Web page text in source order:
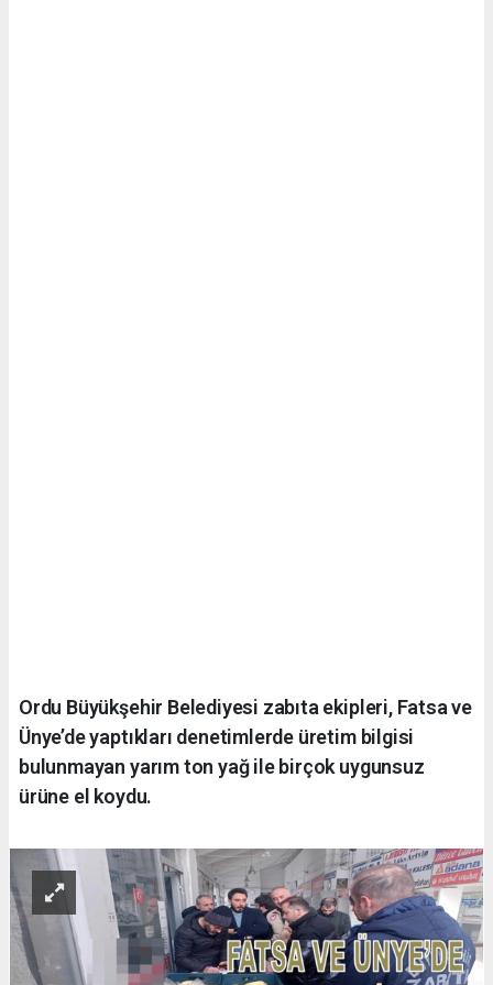
Ordu Büyükşehir Belediyesi zabıta ekipleri, Fatsa ve
Ünye’de yaptıkları denetimlerde üretim bilgisi
bulunmayan yarım ton yağ ile birçok uygunsuz
ürüne el koydu.